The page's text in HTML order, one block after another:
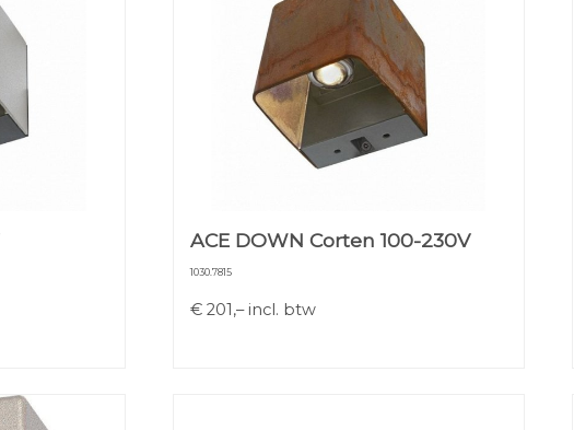
ACE DOWN Corten 100-230V
1030.7815
€ 201,–incl. btw